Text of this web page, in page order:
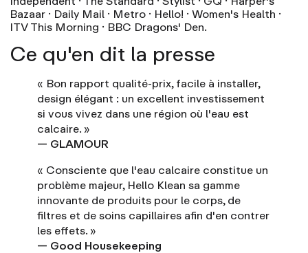
Bazaar · Daily Mail · Metro · Hello! · Women's Health ·
ITV This Morning · BBC Dragons' Den.
Ce qu'en dit la presse
« Bon rapport qualité-prix, facile à installer,
design élégant : un excellent investissement
si vous vivez dans une région où l'eau est
calcaire. »
— GLAMOUR
« Consciente que l'eau calcaire constitue un
problème majeur, Hello Klean sa gamme
innovante de produits pour le corps, de
filtres et de soins capillaires afin d'en contrer
les effets. »
— Good Housekeeping